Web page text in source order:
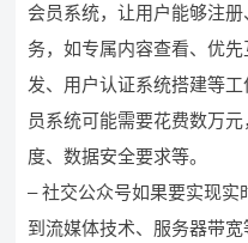
会员系统，让用户能够注
务，如专属内容查看、优
发、用户认证系统搭建等
员系统可能需要花费数万
度、数据安全要求等。
– 社交公众号如果要实现实
到流媒体技术、服务器带